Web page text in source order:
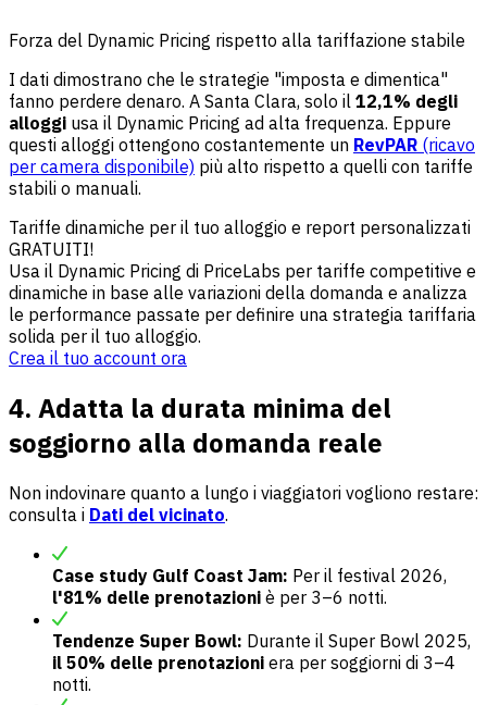
Forza del Dynamic Pricing rispetto alla tariffazione stabile
I dati dimostrano che le strategie "imposta e dimentica"
fanno perdere denaro. A Santa Clara, solo il 12,1% degli
alloggi usa il Dynamic Pricing ad alta frequenza. Eppure
questi alloggi ottengono costantemente un RevPAR (ricavo
per camera disponibile) più alto rispetto a quelli con tariffe
stabili o manuali.
Tariffe dinamiche per il tuo alloggio e report personalizzati
GRATUITI!
Usa il Dynamic Pricing di PriceLabs per tariffe competitive e
dinamiche in base alle variazioni della domanda e analizza
le performance passate per definire una strategia tariffaria
solida per il tuo alloggio.
Crea il tuo account ora
4. Adatta la durata minima del
soggiorno alla domanda reale
Non indovinare quanto a lungo i viaggiatori vogliono restare:
consulta i Dati del vicinato.
Case study Gulf Coast Jam: Per il festival 2026,
l'81% delle prenotazioni è per 3–6 notti.
Tendenze Super Bowl: Durante il Super Bowl 2025,
il 50% delle prenotazioni era per soggiorni di 3–4
notti.